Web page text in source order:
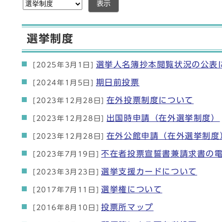
表示
選挙制度
[2025年3月1日] 選挙人名簿抄本閲覧状況の公表
[2024年1月5日] 期日前投票
[2023年12月28日] 在外投票制度について
[2023年12月28日] 出国時申請（在外選挙制度）
[2023年12月28日] 在外公館申請（在外選挙制度
[2023年7月19日] 不在者投票宣誓書兼請求書の
[2023年3月23日] 選挙支援カードについて
[2017年7月11日] 選挙権について
[2016年8月10日] 投票所マップ